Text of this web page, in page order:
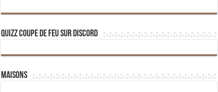
Quizz Coupe de Feu sur Discord
Maisons